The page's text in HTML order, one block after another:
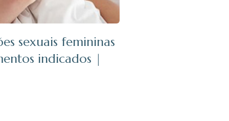
sexuais femininas
indicados |